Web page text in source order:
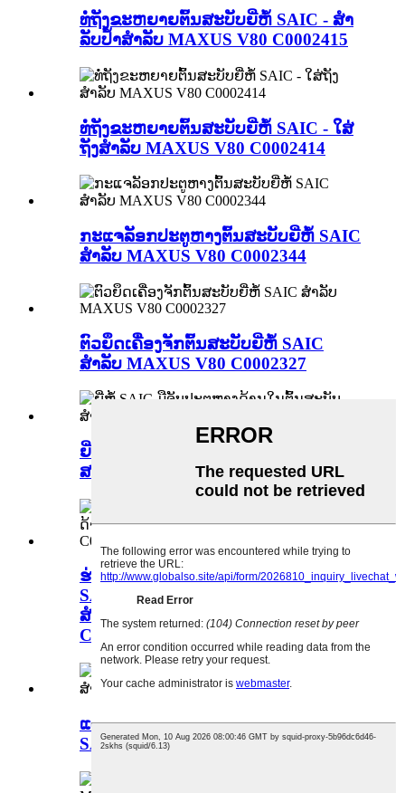
ທໍ່ຖັງຂະຫຍາຍຕົ້ນສະບັບຍີ່ຫໍ້ SAIC - ສຳ
ລັບປ້ຳສຳລັບ MAXUS V80 C0002415
ທໍ່ຖັງຂະຫຍາຍຕົ້ນສະບັບຍີ່ຫໍ້ SAIC - ໃສ່
ຖັງສຳລັບ MAXUS V80 C0002414
ກະແຈລັອກປະຕູຫາງຕົ້ນສະບັບຍີ່ຫໍ້ SAIC
ສຳລັບ MAXUS V80 C0002344
ຕົວຍຶດເຄື່ອງຈັກຕົ້ນສະບັບຍີ່ຫໍ້ SAIC
ສຳລັບ MAXUS V80 C0002327
ຍີ່ຫໍ້ SAIC ມືຈັບປະຕູຫາງດ້ານໃນຕົ້ນ
ສະບັບສຳລັບ MAXUS V80 C0002300
ຮ່ອງຂີ້ຕົມແກ້ວປະຕູໜ້າຕົ້ນສະບັບຍີ່ຫໍ້
SAIC - ດ້ານຫຼັງລຸ່ມ/ຂຶ້ນໜ້າຂຶ້ນ/ລົງ
ສຳລັບ MAXUS V80 C00002295
C00002296 C00002297 C00002298
ແຜ່ນລັອກລຸ່ມປະຕູທ້າຍຕົ້ນສະບັບຍີ່ຫໍ້
SAIC ສຳລັບ MAXUS V80 C00002278